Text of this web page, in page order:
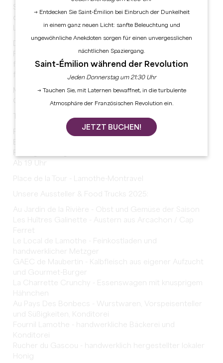
Sommerveranstaltungen unter dem Namen Marchés
Landwirtschaftskammer der Dordogne statt.
Festivalkomitee übernimmt die Regie, um Ihnen ein
freieres, authentischeres, freundlicheres und
festlicheres Erlebnis zu bieten.
Machen Sie also Platz für die Lamothe-Montravel
Gourmetmärkte 2025!
Termine, die Sie nicht verpassen sollten:
Freitag, 8. August - Konzert der Marry Me 60's Cover
Ab 19 Uhr
Place de la Tour - Lamothe-Montravel
Unsere Aussteller & Food Trucks 2025:
Au Jardin de la Rivière - Obst und Gemüse der Saison
Les Huîtres Galinette - Austern aus Arcachon / Cap
Ferret
Le Local de Lamothe - Feinkostladen und
handwerklicher Metzger
GAEC de Maubertin - Kalbfleisch aus eigener Aufzucht
und Gourmet-Burger
La Charrette Crunchy - Essenswagen mit knusprigem
Hähnchen
Au Pays Des Bonbecs - Wurstwaren, Vorspeisenteller
und Süßigkeiten, Konditorei
Fournil Lamothe - handwerkliche Bäckerei und
Konditorei
Rucher du Gascou - handwerklich hergestellter lokaler
Honig
→ Entdecken Sie Saint-Émilion bei Einbruch der Dunkelheit
in einem ganz neuen Licht: sanfte Beleuchtung und
ungewöhnliche Anekdoten sorgen für einen unvergesslichen
nächtlichen Spaziergang.
Saint-Émilion während der Revolution
Jeden Donnerstag um 21:30 Uhr
→ Tauchen Sie, mit Laternen bewaffnet, in die turbulente
Atmosphäre der Französischen Revolution ein.
JETZT BUCHEN!